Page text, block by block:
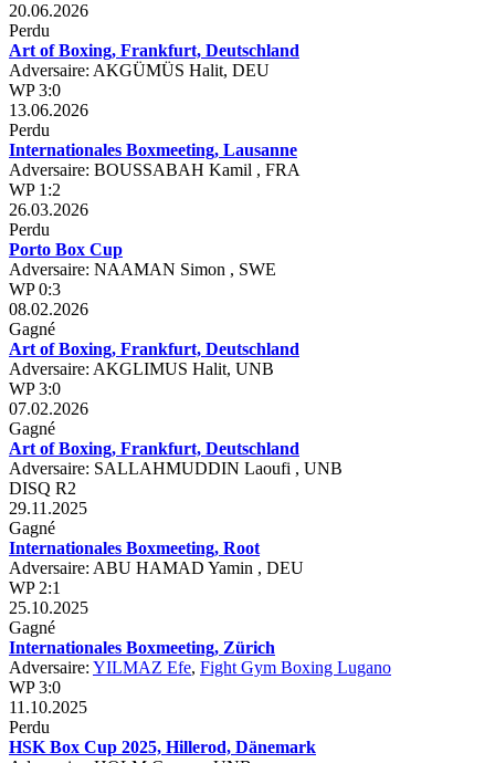
20.06.2026
Perdu
Art of Boxing, Frankfurt, Deutschland
Adversaire: AKGÜMÜS Halit, DEU
WP 3:0
13.06.2026
Perdu
Internationales Boxmeeting, Lausanne
Adversaire: BOUSSABAH Kamil , FRA
WP 1:2
26.03.2026
Perdu
Porto Box Cup
Adversaire: NAAMAN Simon , SWE
WP 0:3
08.02.2026
Gagné
Art of Boxing, Frankfurt, Deutschland
Adversaire: AKGLIMUS Halit, UNB
WP 3:0
07.02.2026
Gagné
Art of Boxing, Frankfurt, Deutschland
Adversaire: SALLAHMUDDIN Laoufi , UNB
DISQ R2
29.11.2025
Gagné
Internationales Boxmeeting, Root
Adversaire: ABU HAMAD Yamin , DEU
WP 2:1
25.10.2025
Gagné
Internationales Boxmeeting, Zürich
Adversaire: YILMAZ Efe, Fight Gym Boxing Lugano
WP 3:0
11.10.2025
Perdu
HSK Box Cup 2025, Hillerod, Dänemark